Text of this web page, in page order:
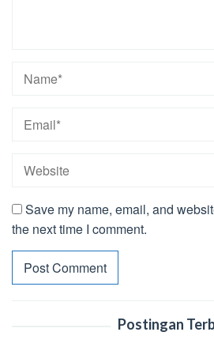
Save my name, email, and
the next time I comment.
Postingan